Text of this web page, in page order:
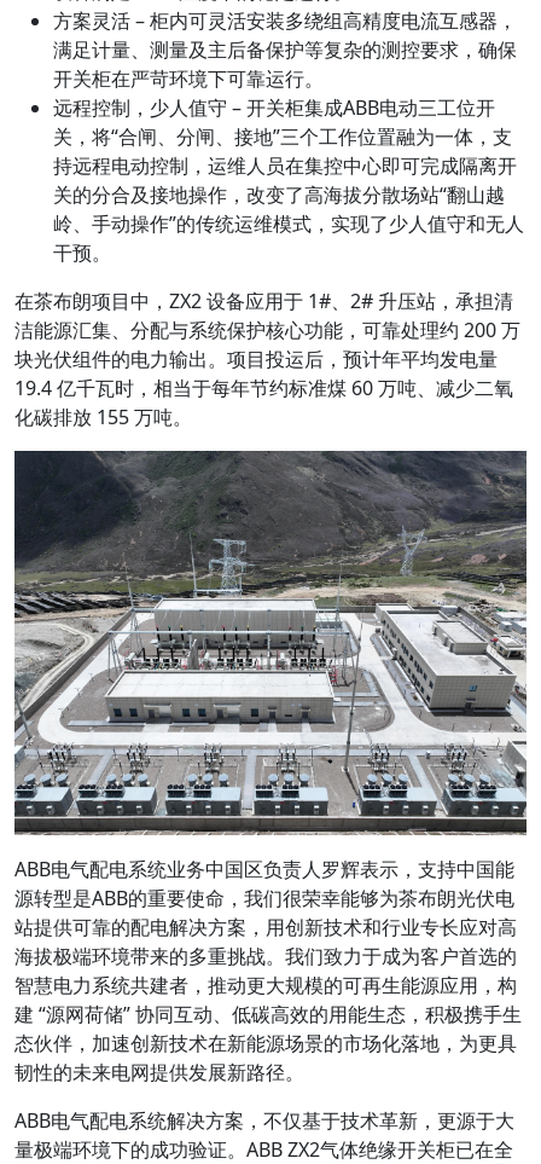
方案灵活 – 柜内可灵活安装多绕组高精度电流互感器，
满足计量、测量及主后备保护等复杂的测控要求，确保
开关柜在严苛环境下可靠运行。
远程控制，少人值守 – 开关柜集成ABB电动三工位开
关，将“合闸、分闸、接地”三个工作位置融为一体，支
持远程电动控制，运维人员在集控中心即可完成隔离开
关的分合及接地操作，改变了高海拔分散场站“翻山越
岭、手动操作”的传统运维模式，实现了少人值守和无人
干预。
在茶布朗项目中，ZX2 设备应用于 1#、2# 升压站，承担清
洁能源汇集、分配与系统保护核心功能，可靠处理约 200 万
块光伏组件的电力输出。项目投运后，预计年平均发电量
19.4 亿千瓦时，相当于每年节约标准煤 60 万吨、减少二氧
化碳排放 155 万吨。
ABB电气配电系统业务中国区负责人罗辉表示，支持中国能
源转型是ABB的重要使命，我们很荣幸能够为茶布朗光伏电
站提供可靠的配电解决方案，用创新技术和行业专长应对高
海拔极端环境带来的多重挑战。我们致力于成为客户首选的
智慧电力系统共建者，推动更大规模的可再生能源应用，构
建 “源网荷储” 协同互动、低碳高效的用能生态，积极携手生
态伙伴，加速创新技术在新能源场景的市场化落地，为更具
韧性的未来电网提供发展新路径。
ABB电气配电系统解决方案，不仅基于技术革新，更源于大
量极端环境下的成功验证。ABB ZX2气体绝缘开关柜已在全